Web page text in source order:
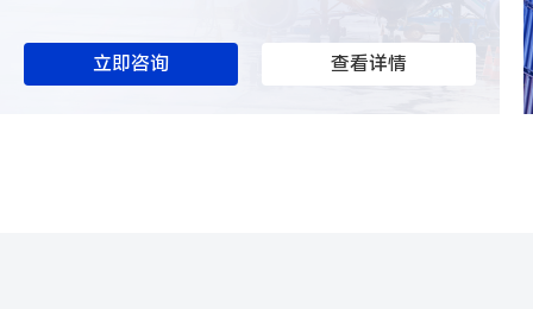
立即咨询 查看详情